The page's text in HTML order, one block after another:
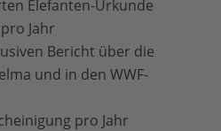
Elefanten-Urkunde
Jahr
Bericht über die
und in den WWF-
pro Jahr